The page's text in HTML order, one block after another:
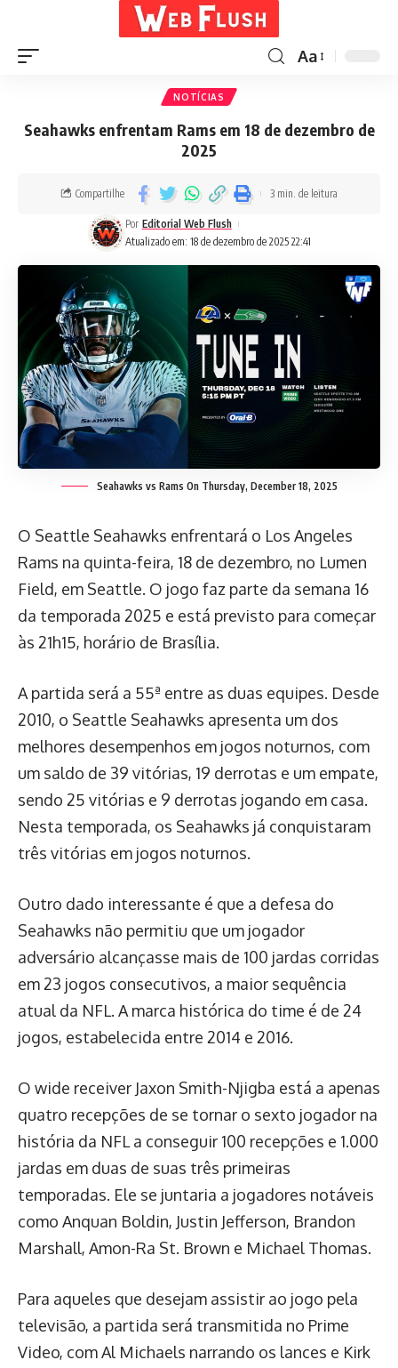
Aa
NOTÍCIAS
Seahawks enfrentam Rams em 18 de dezembro de
2025
Atualizado em: 18 de dezembro de 2025 22:41
Por Editorial Web Flush
Compartilhe 3 min. de leitura
Seahawks vs Rams On Thursday, December 18, 2025
O Seattle Seahawks enfrentará o Los Angeles
Rams na quinta-feira, 18 de dezembro, no Lumen
Field, em Seattle. O jogo faz parte da semana 16
da temporada 2025 e está previsto para começar
às 21h15, horário de Brasília.
A partida será a 55ª entre as duas equipes. Desde
2010, o Seattle Seahawks apresenta um dos
melhores desempenhos em jogos noturnos, com
um saldo de 39 vitórias, 19 derrotas e um empate,
sendo 25 vitórias e 9 derrotas jogando em casa.
Nesta temporada, os Seahawks já conquistaram
três vitórias em jogos noturnos.
Outro dado interessante é que a defesa do
Seahawks não permitiu que um jogador
adversário alcançasse mais de 100 jardas corridas
em 23 jogos consecutivos, a maior sequência
atual da NFL. A marca histórica do time é de 24
jogos, estabelecida entre 2014 e 2016.
O wide receiver Jaxon Smith-Njigba está a apenas
quatro recepções de se tornar o sexto jogador na
história da NFL a conseguir 100 recepções e 1.000
jardas em duas de suas três primeiras
temporadas. Ele se juntaria a jogadores notáveis
como Anquan Boldin, Justin Jefferson, Brandon
Marshall, Amon-Ra St. Brown e Michael Thomas.
Para aqueles que desejam assistir ao jogo pela
televisão, a partida será transmitida no Prime
Video, com Al Michaels narrando os lances e Kirk